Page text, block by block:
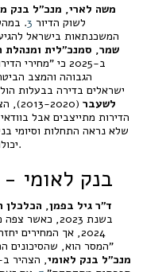
משה לארי, מנכ"ל בנק
לשוק הדיור 3
המשכנתאות בישראל להגיע להיקף
שמר, סמנכ"לית ומנהלת
הגבוהה והמצב
ישראלים בדירה בבעלות
לשעבר
הדירות מתייצבים אבל
.
בנק לאומי -
ד"ר גיל בפמן, הכלכלן
2024, אך המחירים יחזרו לעלות ב-2025"
"המסר הוא, שהסיכונים
מנכ"ל בנק לאומי